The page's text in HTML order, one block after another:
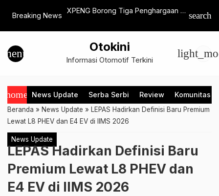
Breaking News
di Cikarang
XPENG Borong Tiga Penghargaan di
Premium Berteknologi Tinggi
Ini Cara
search
menu Otokini
Informasi Otomotif Terkini
home News Update Serba Serbi Review Komunitas
Beranda » News Update » LEPAS Hadirkan Definisi Baru Premium
Lewat L8 PHEV dan E4 EV di IIMS 2026
News Update
LEPAS Hadirkan Definisi Baru
Premium Lewat L8 PHEV dan
E4 EV di IIMS 2026